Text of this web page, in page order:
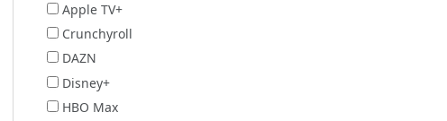
Apple TV+
Crunchyroll
DAZN
Disney+
HBO Max